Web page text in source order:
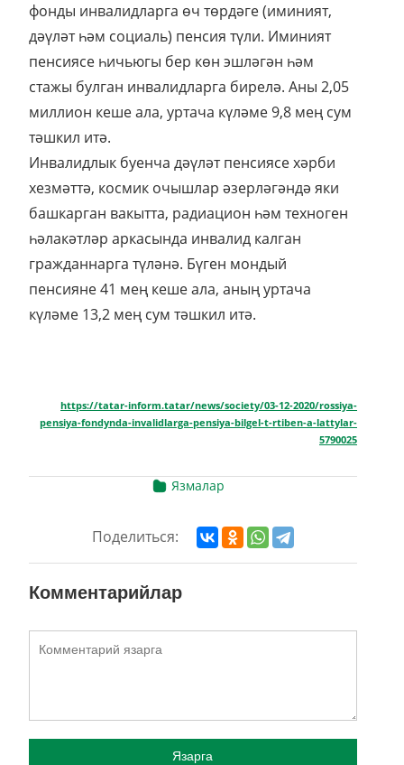
фонды инвалидларга өч төрдәге (иминият,
дәүләт һәм социаль) пенсия түли. Иминият
пенсиясе һичьюгы бер көн эшләгән һәм
стажы булган инвалидларга бирелә. Аны 2,05
миллион кеше ала, уртача күләме 9,8 мең сум
тәшкил итә.
Инвалидлык буенча дәүләт пенсиясе хәрби
хезмәттә, космик очышлар әзерләгәндә яки
башкарган вакытта, радиацион һәм техноген
һәлакәтләр аркасында инвалид калган
гражданнарга түләнә. Бүген мондый
пенсияне 41 мең кеше ала, аның уртача
күләме 13,2 мең сум тәшкил итә.
https://tatar-inform.tatar/news/society/03-12-2020/rossiya-
pensiya-fondynda-invalidlarga-pensiya-bilgel-t-rtiben-a-lattylar-
5790025
Язмалар
Поделиться:
Комментарийлар
Язарга